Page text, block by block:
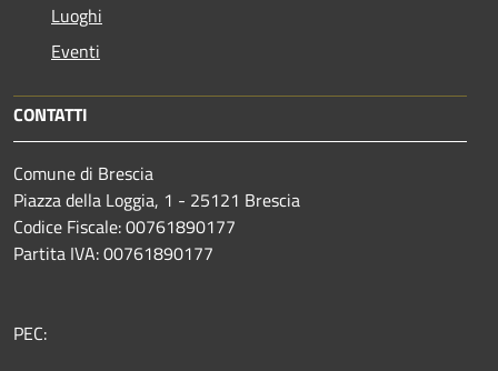
Luoghi
Eventi
CONTATTI
Comune di Brescia
Piazza della Loggia, 1 - 25121 Brescia
Codice Fiscale: 00761890177
Partita IVA: 00761890177
PEC: